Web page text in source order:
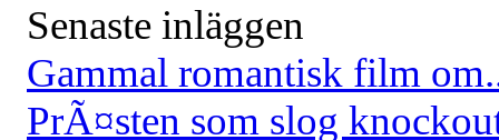
Senaste inläggen
Gammal romantisk film
PrÃ¤sten som slog